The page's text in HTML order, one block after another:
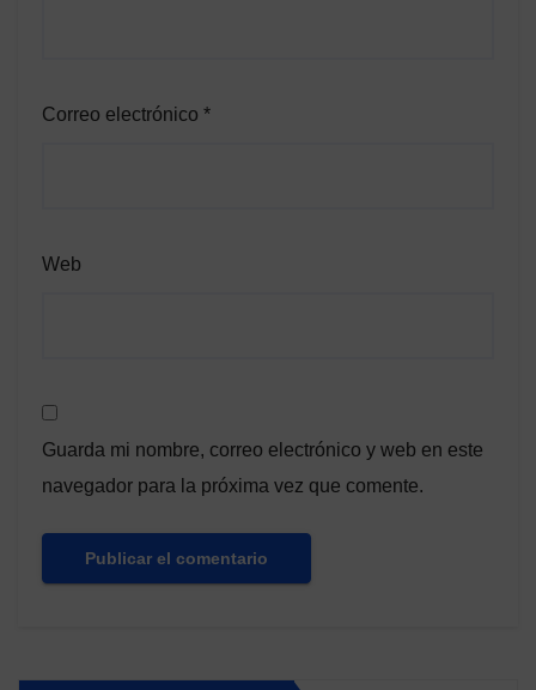
Correo electrónico *
Web
Guarda mi nombre, correo electrónico y web en este
navegador para la próxima vez que comente.